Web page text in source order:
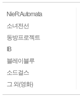
NieR:Automata
소녀전선
동방프로젝트
IB
블레이블루
소드걸스
그 외(영화)